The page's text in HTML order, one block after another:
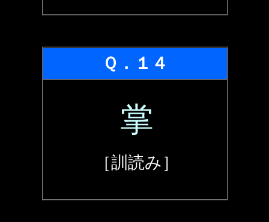
Ｑ．１４
掌
［訓読み］